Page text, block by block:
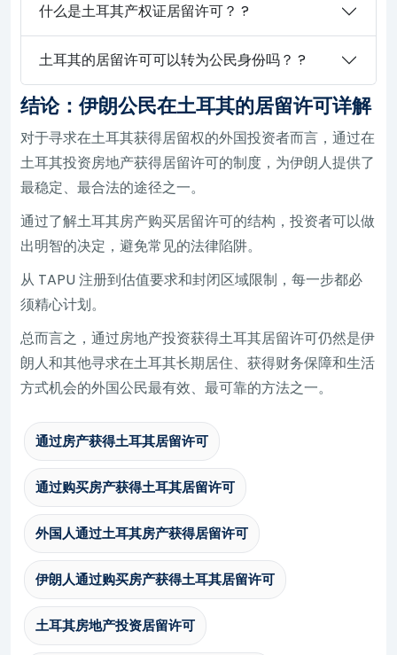
什么是土耳其产权证居留许可？ ?
土耳其的居留许可可以转为公民身份吗？ ?
结论：伊朗公民在土耳其的居留许可详解
对于寻求在土耳其获得居留权的外国投资者而言，通过在
土耳其投资房地产获得居留许可的制度，为伊朗人提供了
最稳定、最合法的途径之一。
通过了解土耳其房产购买居留许可的结构，投资者可以做
出明智的决定，避免常见的法律陷阱。
从 TAPU 注册到估值要求和封闭区域限制，每一步都必
须精心计划。
总而言之，通过房地产投资获得土耳其居留许可仍然是伊
朗人和其他寻求在土耳其长期居住、获得财务保障和生活
方式机会的外国公民最有效、最可靠的方法之一。
通过房产获得土耳其居留许可
通过购买房产获得土耳其居留许可
外国人通过土耳其房产获得居留许可
伊朗人通过购买房产获得土耳其居留许可
土耳其房地产投资居留许可